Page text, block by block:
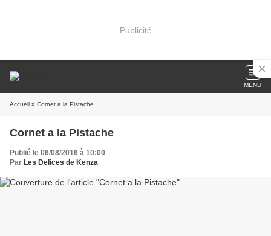
Publicité
MENU
Accueil » Cornet a la Pistache
Cornet a la Pistache
Publié le 06/08/2016 à 10:00
Par Les Delices de Kenza